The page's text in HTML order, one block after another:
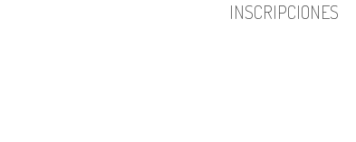
INSCRIPCIONES